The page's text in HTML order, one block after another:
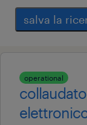
salva la
operational